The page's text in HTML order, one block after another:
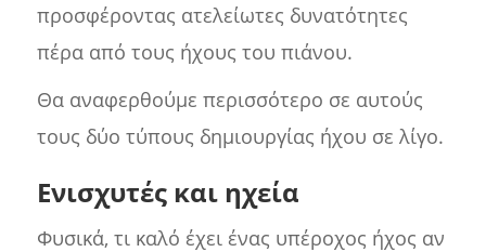
προσφέροντας ατελείωτες δυνατότητες
πέρα από τους ήχους του πιάνου.
Θα αναφερθούμε περισσότερο σε αυτούς
τους δύο τύπους δημιουργίας ήχου σε λίγο.
Ενισχυτές και ηχεία
Φυσικά, τι καλό έχει ένας υπέροχος ήχος αν